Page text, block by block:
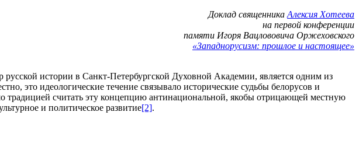
Доклад священника Алексия Хотеева
на первой конференции
памяти Игоря Вацлововича Оржеховского
«Западнорусизм: прошлое и настоящее»
истории в Санкт-Петербургской Духовной Академии, является одним из
это идеологические течение связывало исторические судьбы белорусов и
традицией считать эту концепцию антинациональной, якобы отрицающей местную
и политическое развитие[2].